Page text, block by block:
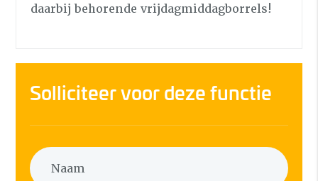
Solliciteer voor deze functie
daarbij behorende vrijdagmiddagborrels!